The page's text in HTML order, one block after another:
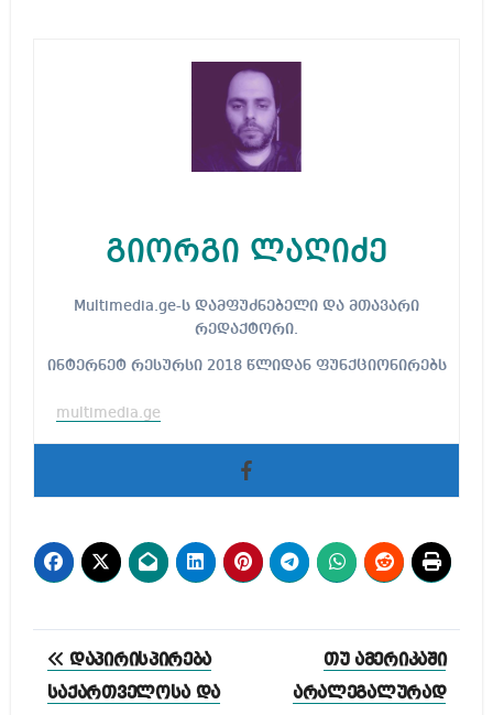
გიორგი ლაღიძე
Multimedia.ge-ს დამფუძნებელი და მთავარი
რედაქტორი.
ინტერნეტ რესურსი 2018 წლიდან ფუნქციონირებს
multimedia.ge
პოსტის
ნავიგაცია
დაპირისპირება
საქართველოსა და
თუ ამერიკაში
არალეგალურად